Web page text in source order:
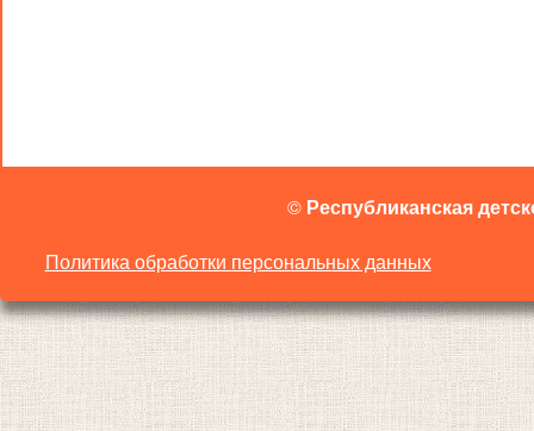
© Республиканская
Политика обработки персональных данных